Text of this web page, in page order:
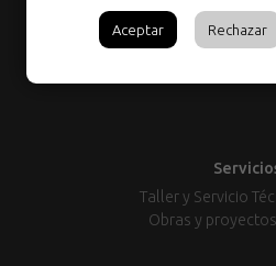
TALLER
987 20 18
Taller y Servicio
Obras y
Aceptar Rechazar